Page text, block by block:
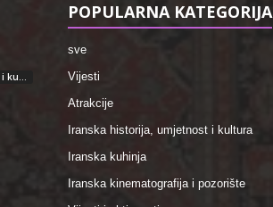
Iranska historija, umjetnost i kultura
POPULARNA KATEGORIJA
sve
Vijesti
Atrakcije
Iranska historija, umjetnost i kultura
Iranska kuhinja
Iranska kinematografija i pozorište